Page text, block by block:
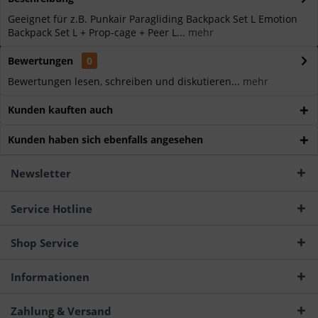
Geeignet für z.B. Punkair Paragliding Backpack Set L Emotion
Backpack Set L + Prop-cage + Peer L... mehr
Bewertungen
0
Bewertungen lesen, schreiben und diskutieren... mehr
Kunden kauften auch
Kunden haben sich ebenfalls angesehen
Newsletter
Service Hotline
Shop Service
Informationen
Zahlung & Versand